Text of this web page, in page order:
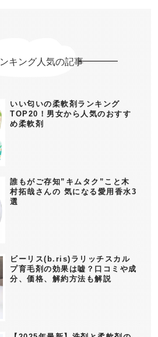
キング人気の記事
いい匂いの柔軟剤ランキング
TOP20！男女から人気のおすす
め柔軟剤
誰もがご存知”キムタク”こと木
村拓哉さんの 気になる愛用香水3
選
ビーリス(b.ris)ラリッチスカル
プ育毛剤の効果は嘘？口コミや成
分、価格、解約方法も解説